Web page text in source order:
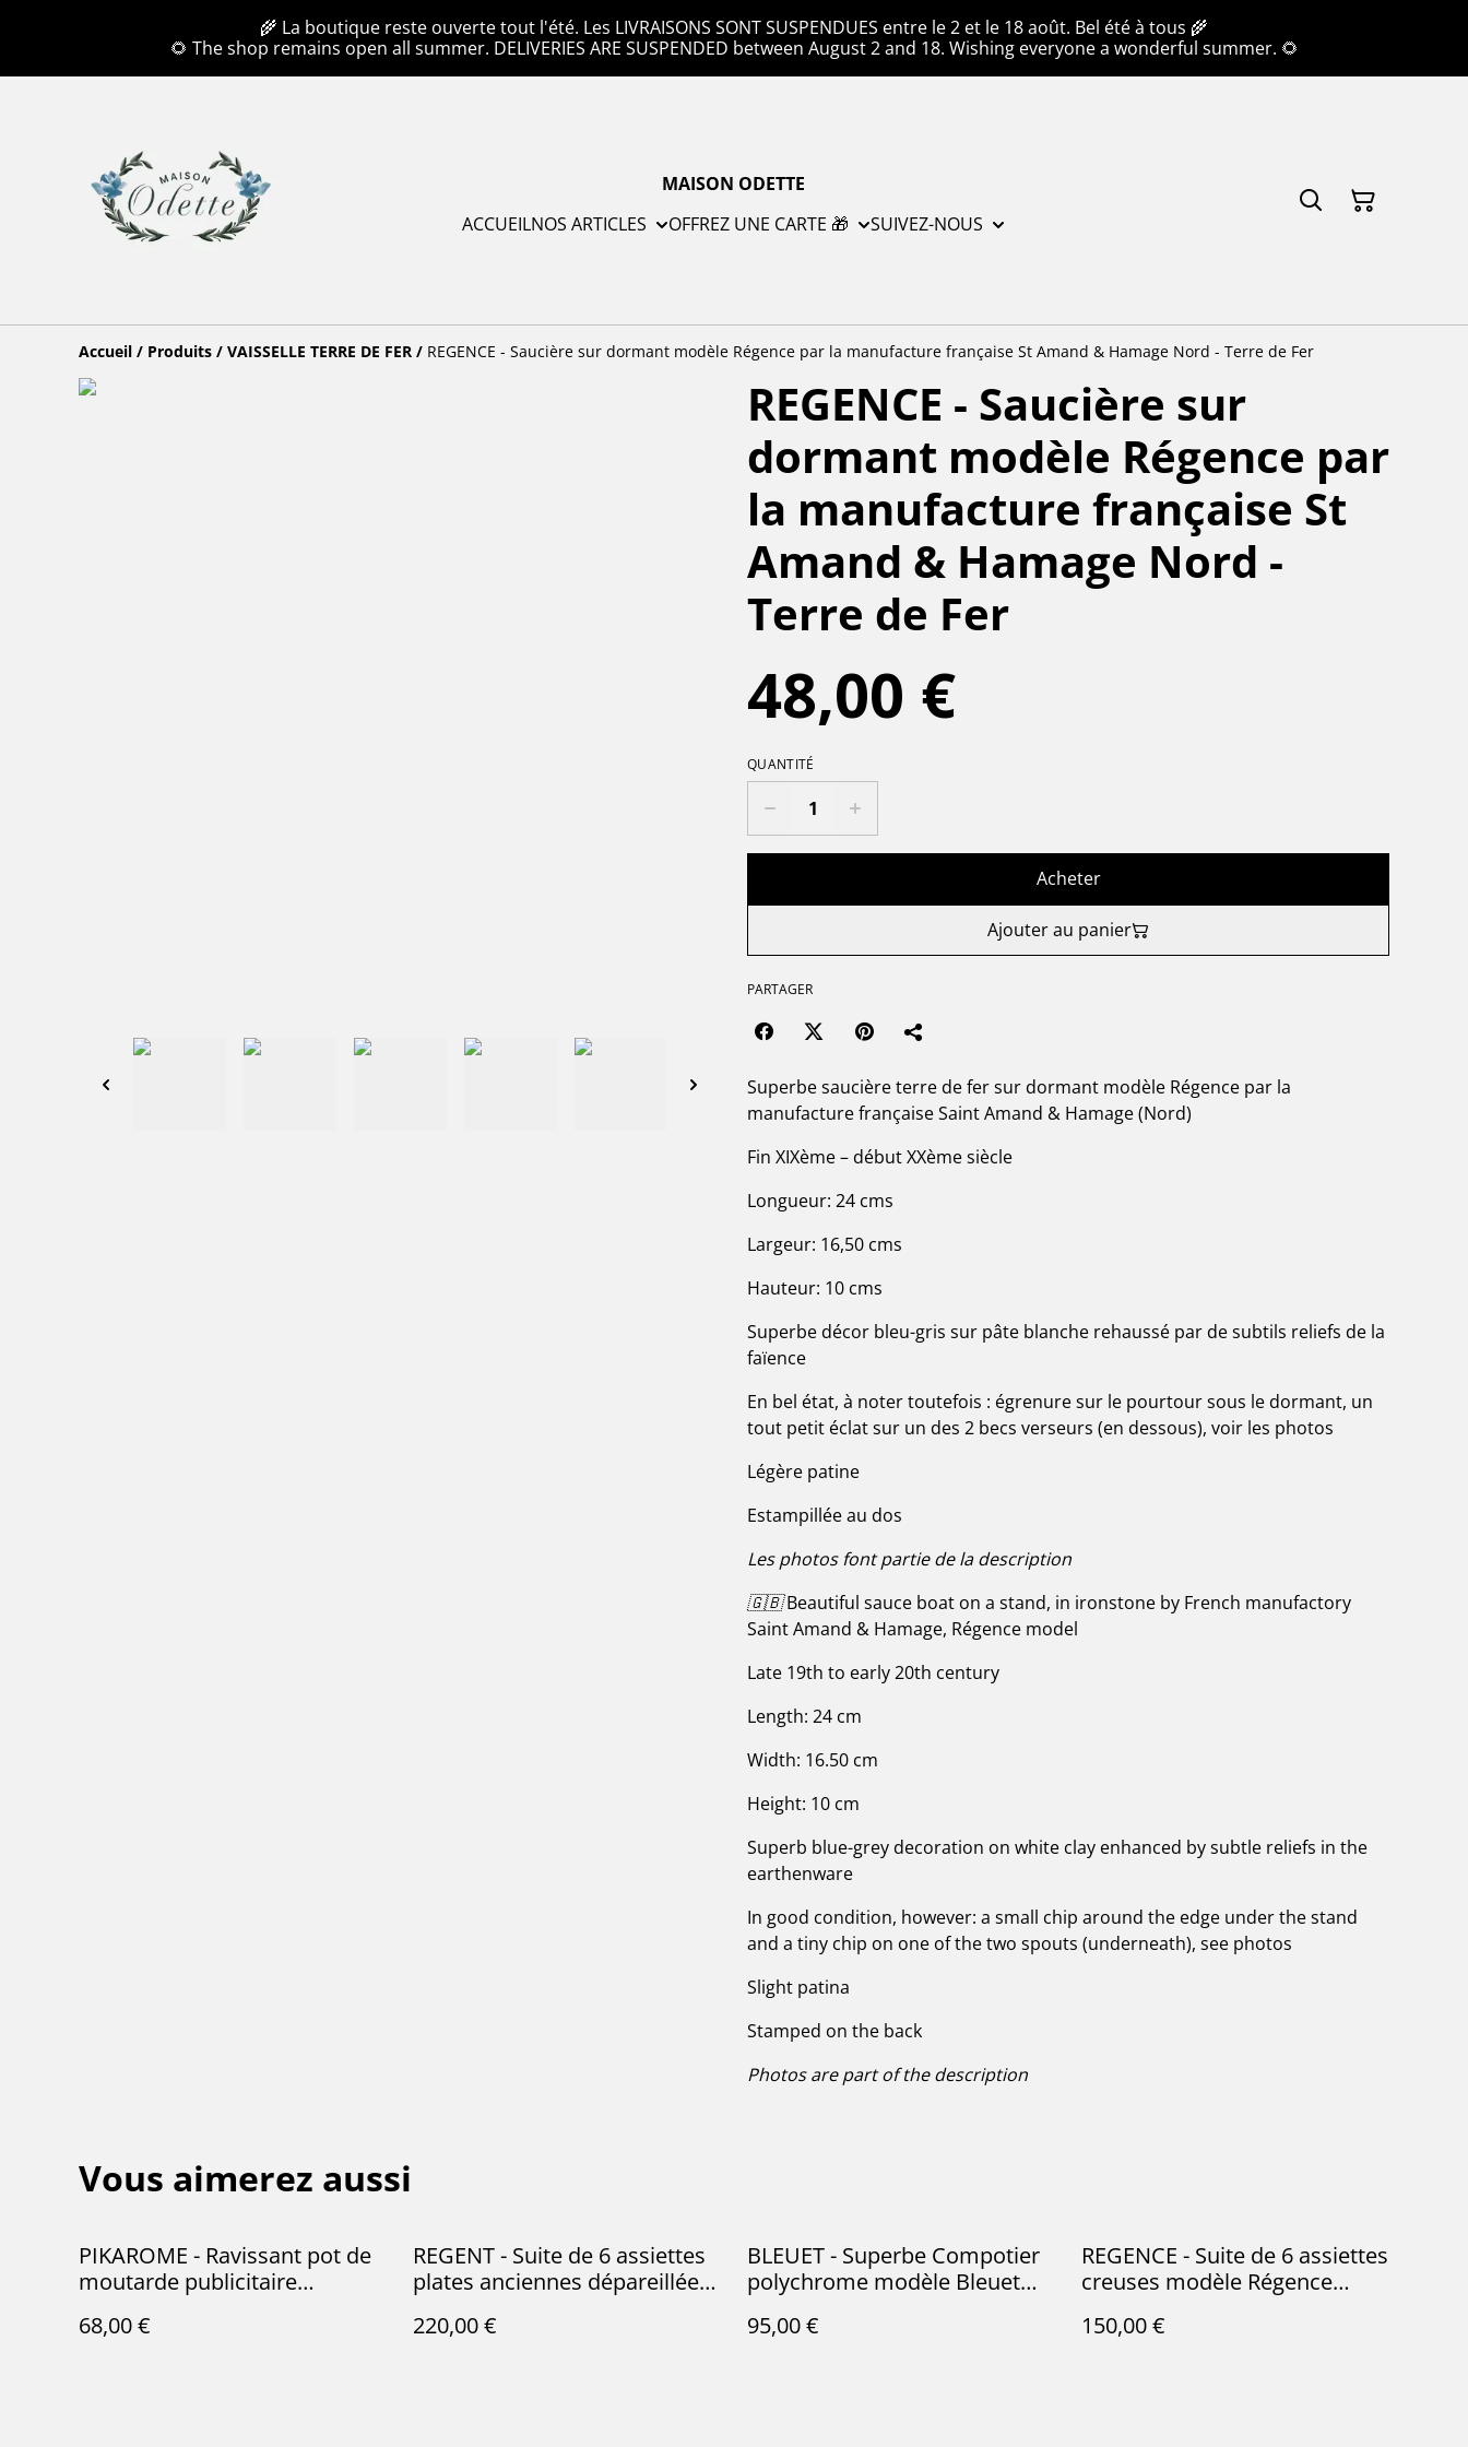
🌾 La boutique reste ouverte tout l'été. Les LIVRAISONS SONT SUSPENDUES entre le 2 et le 18 août. Bel été à tous 🌾
🌻 The shop remains open all summer. DELIVERIES ARE SUSPENDED between August 2 and 18. Wishing everyone a wonderful summer. 🌻
MAISON ODETTE
ACCUEILNOS ARTICLES OFFREZ UNE CARTE 🎁 SUIVEZ-NOUS
Accueil / Produits / VAISSELLE TERRE DE FER / REGENCE - Saucière sur dormant modèle Régence par la manufacture française St Amand & Hamage Nord - Terre de Fer
REGENCE - Saucière sur
dormant modèle Régence par
la manufacture française St
Amand & Hamage Nord -
Terre de Fer
48,00 €
QUANTITÉ
Acheter
Ajouter au panier
PARTAGER
Superbe saucière terre de fer sur dormant modèle Régence par la
manufacture française Saint Amand & Hamage (Nord)
Fin XIXème – début XXème siècle
Longueur: 24 cms
Largeur: 16,50 cms
Hauteur: 10 cms
Superbe décor bleu-gris sur pâte blanche rehaussé par de subtils reliefs de la
faïence
En bel état, à noter toutefois : égrenure sur le pourtour sous le dormant, un
tout petit éclat sur un des 2 becs verseurs (en dessous), voir les photos
Légère patine
Estampillée au dos
Les photos font partie de la description
🇬🇧Beautiful sauce boat on a stand, in ironstone by French manufactory
Saint Amand & Hamage, Régence model
Late 19th to early 20th century
Length: 24 cm
Width: 16.50 cm
Height: 10 cm
Superb blue-grey decoration on white clay enhanced by subtle reliefs in the
earthenware
In good condition, however: a small chip around the edge under the stand
and a tiny chip on one of the two spouts (underneath), see photos
Slight patina
Stamped on the back
Photos are part of the description
Vous aimerez aussi
PIKAROME - Ravissant pot de
moutarde publicitaire
manufacture française
68,00 €
REGENT - Suite de 6 assiettes
plates anciennes dépareillées
manufactures - Terre de Fer
220,00 €
BLEUET - Superbe Compotier
polychrome modèle Bleuet
Royale de Lunéville - Terre de
95,00 €
REGENCE - Suite de 6 assiettes
creuses modèle Régence
Nord - Terre de Fer
150,00 €